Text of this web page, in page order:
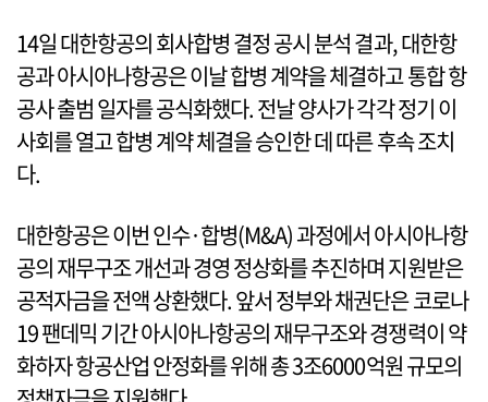
14일 대한항공의 회사합병 결정 공시 분석 결과, 대한항
공과 아시아나항공은 이날 합병 계약을 체결하고 통합 항
공사 출범 일자를 공식화했다. 전날 양사가 각각 정기 이
사회를 열고 합병 계약 체결을 승인한 데 따른 후속 조치
다.
대한항공은 이번 인수·합병(M&A) 과정에서 아시아나항
공의 재무구조 개선과 경영 정상화를 추진하며 지원받은
공적자금을 전액 상환했다. 앞서 정부와 채권단은 코로나
19 팬데믹 기간 아시아나항공의 재무구조와 경쟁력이 약
화하자 항공산업 안정화를 위해 총 3조6000억원 규모의